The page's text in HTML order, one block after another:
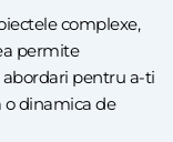
complexe,
permite
abordari pentru a-ti
o dinamica de